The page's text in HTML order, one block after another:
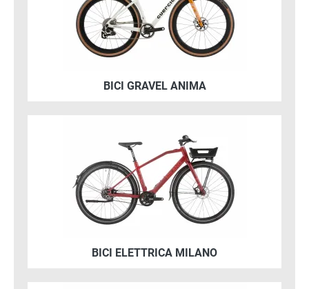
BICI GRAVEL ANIMA
BICI ELETTRICA MILANO
Comfort e reattività per il gravel più esigente